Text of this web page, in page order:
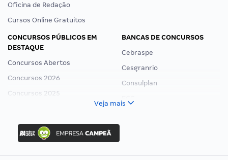
Oficina de Redação
Cursos Online Gratuitos
CONCURSOS PÚBLICOS EM
DESTAQUE
Concursos Abertos
Concursos 2026
Concursos 2025
Concurso Nacional Unificado
Concurso Ibama
Concurso MPU
Editais publicados
BANCAS DE CONCURSOS
Cebraspe
Cesgranrio
Consulplan
Veja mais